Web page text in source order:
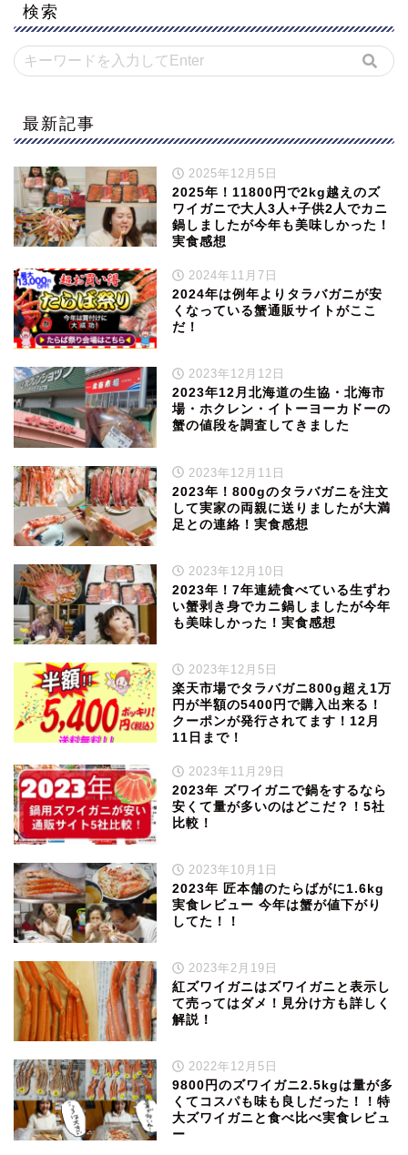
検索
最新記事
2025年12月5日
2025年！11800円で2kg越えのズ
ワイガニで大人3人+子供2人でカニ
鍋しましたが今年も美味しかった！
実食感想
2024年11月7日
2024年は例年よりタラバガニが安
くなっている蟹通販サイトがここ
だ！
2023年12月12日
2023年12月北海道の生協・北海市
場・ホクレン・イトーヨーカドーの
蟹の値段を調査してきました
2023年12月11日
2023年！800gのタラバガニを注文
して実家の両親に送りましたが大満
足との連絡！実食感想
2023年12月10日
2023年！7年連続食べている生ずわ
い蟹剥き身でカニ鍋しましたが今年
も美味しかった！実食感想
2023年12月5日
楽天市場でタラバガニ800g超え1万
円が半額の5400円で購入出来る！
クーポンが発行されてます！12月
11日まで！
2023年11月29日
2023年 ズワイガニで鍋をするなら
安くて量が多いのはどこだ？！5社
比較！
2023年10月1日
2023年 匠本舗のたらばがに1.6kg
実食レビュー 今年は蟹が値下がり
してた！！
2023年2月19日
紅ズワイガニはズワイガニと表示し
て売ってはダメ！見分け方も詳しく
解説！
2022年12月5日
9800円のズワイガニ2.5kgは量が多
くてコスパも味も良しだった！！特
大ズワイガニと食べ比べ実食レビュ
ー